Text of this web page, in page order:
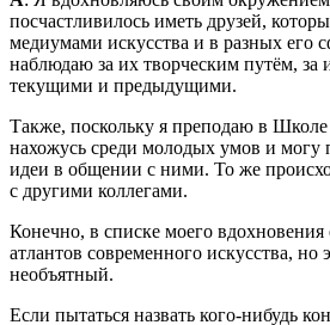
посчастливилось иметь друзей,
медиумами искусства и в разных его
наблюдаю за их творческим путём,
текущими и предыдущими.
Также, поскольку я преподаю в Школе
нахожусь среди молодых умов и могу
идеи в общении с ними. То же
с другими коллегами.
Конечно, в списке моего вдохновения
атлантов современного искусства, но
необъятный.
Если пытаться назвать кого-нибудь